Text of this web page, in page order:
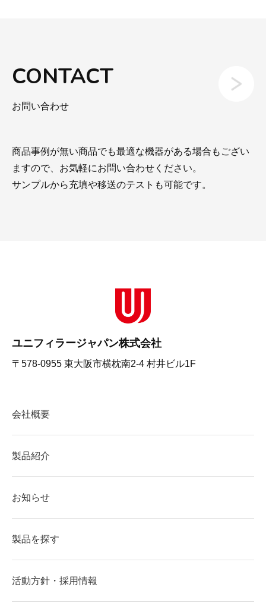
CONTACT
お問い合わせ
商品事例が無い商品でも最適な機器がある場合もござい
ますので、お気軽にお問い合わせください。
サンプルから充填や移送のテストも可能です。
ユニフィラージャパン株式会社
〒578-0955 東大阪市横枕南2-4 村井ビル1F
会社概要
製品紹介
お知らせ
製品を探す
活動方針・採用情報